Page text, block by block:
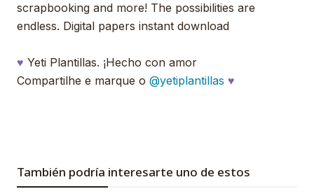
scrapbooking and more! The possibilities are
endless. Digital papers instant download
♥ Yeti Plantillas. ¡Hecho con amor
Compartilhe e marque o @yetiplantillas ♥
También podría interesarte uno de estos